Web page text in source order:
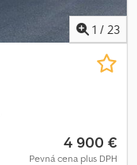
1 / 23
4 900 €
Pevná cena plus DPH